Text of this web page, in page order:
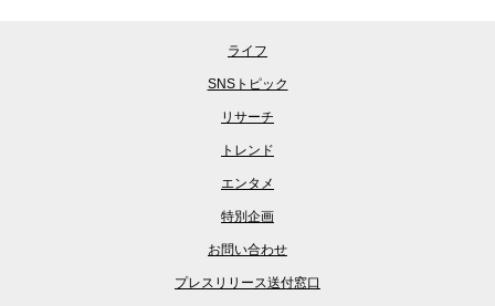
ライフ
SNSトピック
リサーチ
トレンド
エンタメ
特別企画
お問い合わせ
プレスリリース送付窓口